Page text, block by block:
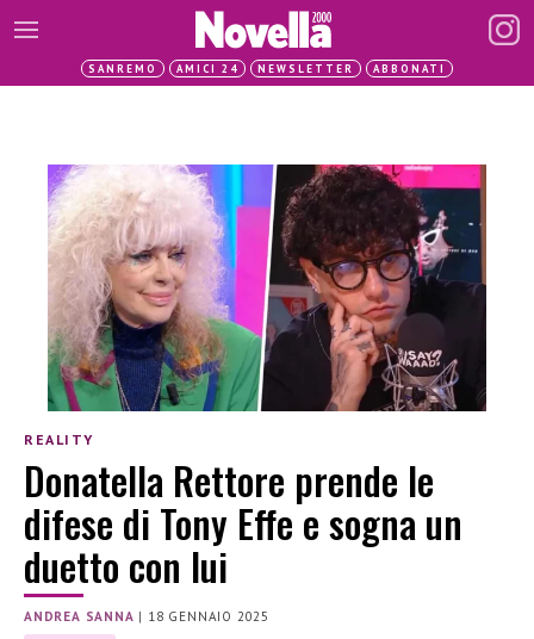
SANREMO AMICI 24 NEWSLETTER ABBONATI
REALITY
Donatella Rettore prende le
difese di Tony Effe e sogna un
duetto con lui
ANDREA SANNA | 18 GENNAIO 2025